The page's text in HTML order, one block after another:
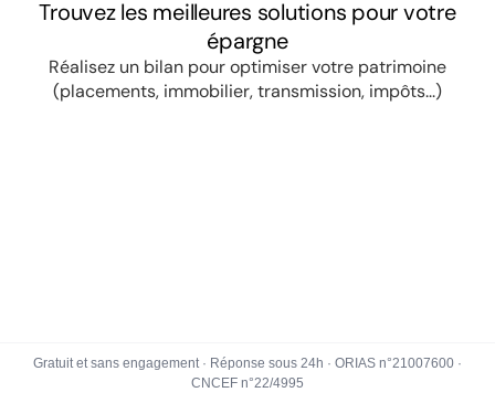
Gratuit et sans engagement · Réponse sous 24h · ORIAS n°21007600 ·
CNCEF n°22/4995